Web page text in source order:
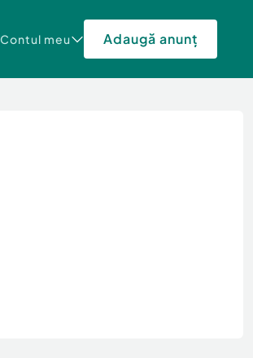
Contul meu Adaugă anunț